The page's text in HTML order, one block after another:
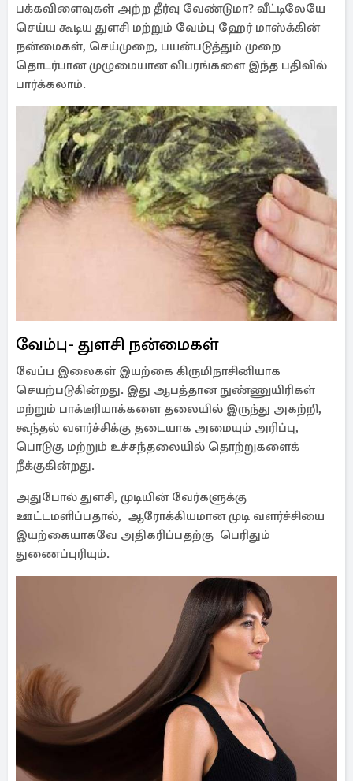
பக்கவிளைவுகள் அற்ற தீர்வு வேண்டுமா? வீட்டிலேயே
செய்ய கூடிய துளசி மற்றும் வேம்பு ஹேர் மாஸ்க்கின்
நன்மைகள், செய்முறை, பயன்படுத்தும் முறை
தொடர்பான முழுமையான விபரங்களை இந்த பதிவில்
பார்க்கலாம்.
வேம்பு- துளசி நன்மைகள்
வேப்ப இலைகள் இயற்கை கிருமிநாசினியாக
செயற்படுகின்றது. இது ஆபத்தான நுண்ணுயிரிகள்
மற்றும் பாக்டீரியாக்களை தலையில் இருந்து அகற்றி,
கூந்தல் வளர்ச்சிக்கு தடையாக அமையும் அரிப்பு,
பொடுகு மற்றும் உச்சந்தலையில் தொற்றுகளைக்
நீக்குகின்றது.
அதுபோல் துளசி, முடியின் வேர்களுக்கு
ஊட்டமளிப்பதால், ஆரோக்கியமான முடி வளர்ச்சியை
இயற்கையாகவே அதிகரிப்பதற்கு பெரிதும்
துணைப்புரியும்.